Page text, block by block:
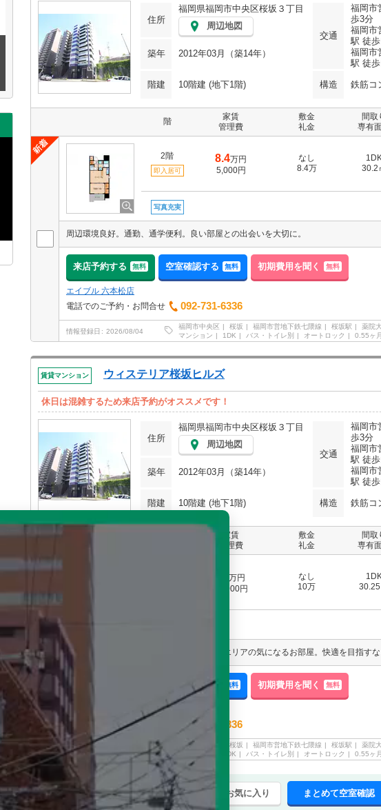
住所
福岡県福岡市中央区桜坂３丁目
周辺地図
交通
福岡市
歩3分
福岡市
駅 徒
福岡市
駅 徒
築年 2012年03月（築14年）
階建 10階建 (地下1階) 構造 鉄筋コ
階
家賃
管理費
敷金
礼金
間取
専有
2階
即入居可
8.4万円
5,000円
なし
8.4万
30.2
写真充実
周辺環境良好。通勤、通学便利。良い部屋との出会いを大切に。
来店予約する 無料 空室確認する 無料 初期費用を聞く 無料
エイブル 六本松店
電話でのご予約・お問合せ
092-731-6336
情報登録日 2026/08/04
福岡市中央区 桜坂 福岡市営地下鉄七隈線 桜坂駅 薬院
マンション
1DK バス・トイレ別 オートロック 0.55ヶ月
賃貸マンション ウィステリア桜坂ヒルズ
休日は混雑するため来店予約がオススメです！
住所
福岡県福岡市中央区桜坂３丁目
周辺地図
交通
福岡市
歩3分
福岡市
駅 徒
福岡市
駅 徒
築年 2012年03月（築14年）
階建 10階建 (地下1階) 構造 鉄筋コ
家賃
管理費
敷金
礼金
間取
専有
万円
11,000円
なし
10万
30.25
空室確認する 無料 初期費用を聞く 無料
電話でのご予約・お問合せ
092-731-6336
情報登録日
福岡市中央区 桜坂 福岡市営地下鉄七隈線 桜坂駅 薬院
1DK バス・トイレ別 オートロック 0.55ヶ月
チェックした賃貸物件(最大20件)を まとめてお気に入り まとめて空室確認